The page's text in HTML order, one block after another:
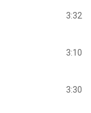
3:32
3:10
3:30